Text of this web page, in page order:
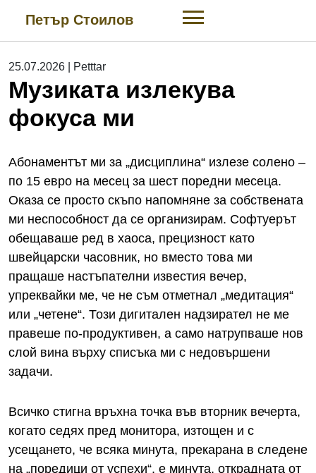
content
Петър Стоилов
25.07.2026 Petttar
Музиката излекува
фокуса ми
Абонаментът ми за „дисциплина“ излезе солено –
по 15 евро на месец за шест поредни месеца.
Оказа се просто скъпо напомняне за собствената
ми неспособност да се организирам. Софтуерът
обещаваше ред в хаоса, прецизност като
швейцарски часовник, но вместо това ми
пращаше настъпателни известия вечер,
упреквайки ме, че не съм отметнал „медитация“
или „четене“. Този дигитален надзирател не ме
правеше по-продуктивен, а само натрупваше нов
слой вина върху списъка ми с недовършени
задачи.
Всичко стигна връхна точка във вторник вечерта,
когато седях пред монитора, изтощен и с
усещането, че всяка минута, прекарана в следене
на „поредици от успехи“, е минута, открадната от